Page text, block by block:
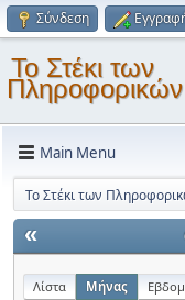
Σύνδεση
Το Στέκι των
Πληροφορικών
Main Menu
Το Στέκι των
«
Λίστα Μήνας